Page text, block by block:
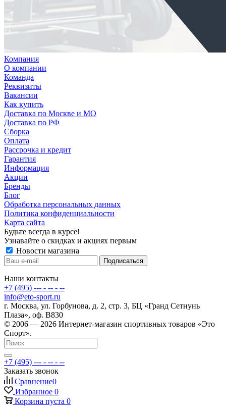
Компания
О компании
Команда
Реквизиты
Вакансии
Как купить
Доставка по Москве и МО
Доставка по РФ
Сборка
Оплата
Рассрочка и кредит
Гарантия
Информация
Акции
Бренды
Блог
Обработка персональных данных
Политика конфиденциальности
Карта сайта
Будьте всегда в курсе!
Узнавайте о скидках и акциях первым
Новости магазина
Наши контакты
+7 (495) --- - -- - --
info@eto-sport.ru
г. Москва, ул. Горбунова, д. 2, стр. 3, БЦ «Гранд Сетнунь
Плаза», оф. В830
© 2006 — 2026 Интернет-магазин спортивных товаров «Это
Спорт».
+7 (495) --- - -- - --
Заказать звонок
Сравнение0
Избранное 0
Корзина пуста 0